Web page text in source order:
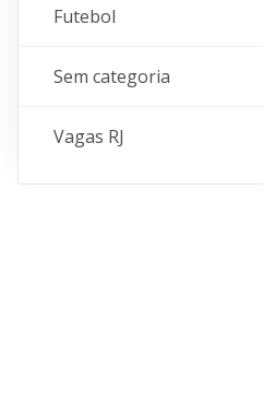
Futebol
Sem categoria
Vagas RJ